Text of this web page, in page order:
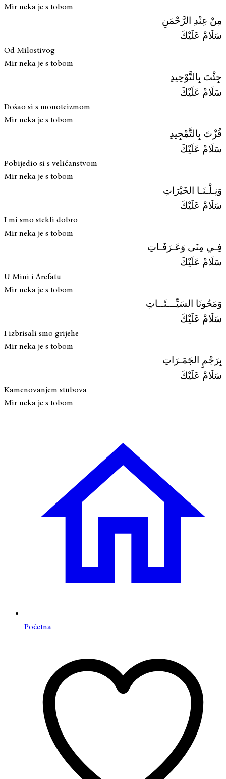
Mir neka je s tobom
مِنْ عِنْدِ الرَّحْمَنِ
سَلَامْ عَلَيْكَ
Od Milostivog
Mir neka je s tobom
جِئْتَ بِالتَّوْحِيدِ
سَلَامْ عَلَيْكَ
Došao si s monoteizmom
Mir neka je s tobom
فُزْتَ بِالتَّمْجِيدِ
سَلَامْ عَلَيْكَ
Pobijedio si s veličanstvom
Mir neka je s tobom
وَنِـلْـنَـا الخَيْرَاتِ
سَلَامْ عَلَيْكَ
I mi smo stekli dobro
Mir neka je s tobom
فِـي مِنَى وَعَـرَفَـاتِ
سَلَامْ عَلَيْكَ
U Mini i Arefatu
Mir neka je s tobom
وَمَحُونَا السَيِّـــئَــاتِ
سَلَامْ عَلَيْكَ
I izbrisali smo grijehe
Mir neka je s tobom
بِرَجْمِ الجَمَـرَاتِ
سَلَامْ عَلَيْكَ
Kamenovanjem stubova
Mir neka je s tobom
Početna